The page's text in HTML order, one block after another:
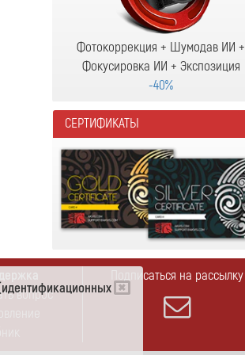
Фотокоррекция + Шумодав ИИ +
Фокусировка ИИ + Экспозиция
-40%
СЕРТИФИКАТЫ
вопрос
Подписаться на рассылку